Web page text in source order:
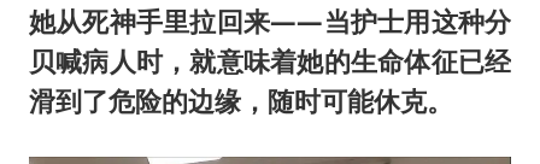
她从死神手里拉回来——当护士用这种分
贝喊病人时，就意味着她的生命体征已经
滑到了危险的边缘，随时可能休克。